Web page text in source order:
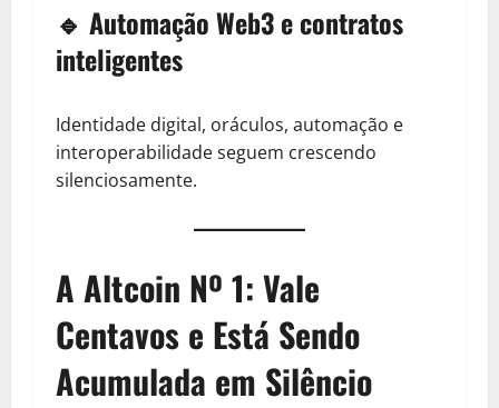
🔹 Automação Web3 e contratos
inteligentes
Identidade digital, oráculos, automação e
interoperabilidade seguem crescendo
silenciosamente.
A Altcoin Nº 1: Vale
Centavos e Está Sendo
Acumulada em Silêncio